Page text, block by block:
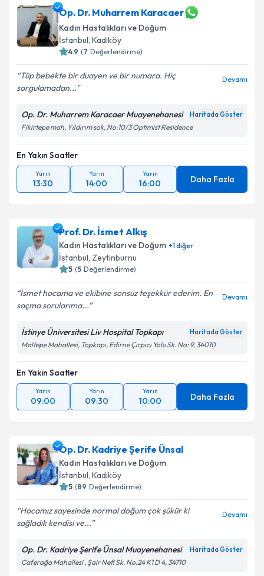
Op. Dr. Muharrem Karacaer
Kadın Hastalıkları ve Doğum
İstanbul, Kadıköy
4.9 (7 Değerlendirme)
Tüp bebekte bir duayen ve bir numara. Hiç
sorgulamadan...
Devamı
Op. Dr. Muharrem Karacaer Muayenehanesi Haritada Göster
Fikirtepe mah, Yıldırım sok, No:10/3 Optimist Residence
En Yakın Saatler
Yarın
13:30
Yarın
14:00
Yarın
16:00 Daha Fazla
Prof. Dr. İsmet Alkış
Kadın Hastalıkları ve Doğum +1diğer
İstanbul, Zeytinburnu
5 (5 Değerlendirme)
İsmet hocama ve ekibine sonsuz teşekkür ederim. En
saçma sorularıma...
Devamı
İstinye Üniversitesi Liv Hospital Topkapı Haritada Göster
Maltepe Mahallesi, Topkapı, Edirne Çırpıcı Yolu Sk. No: 9, 34010
En Yakın Saatler
Yarın
09:00
Yarın
09:30
Yarın
10:00 Daha Fazla
Op. Dr. Kadriye Şerife Ünsal
Kadın Hastalıkları ve Doğum
İstanbul, Kadıköy
5 (89 Değerlendirme)
Hocamız sayesinde normal doğum çok şükür ki
sağladık kendisi ve...
Devamı
Op. Dr. Kadriye Şerife Ünsal Muayenehanesi Haritada Göster
Caferağa Mahallesi , Şair Nefi Sk. No:24 K1 D 4, 34710